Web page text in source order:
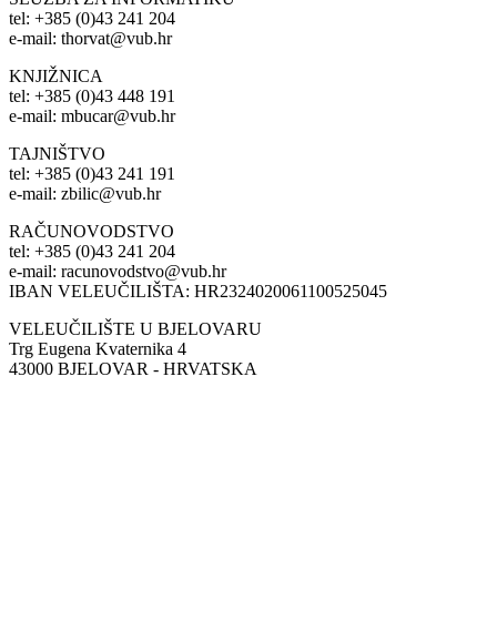
tel: +385 (0)43 241 204
e-mail: thorvat@vub.hr
KNJIŽNICA
tel: +385 (0)43 448 191
e-mail: mbucar@vub.hr
TAJNIŠTVO
tel: +385 (0)43 241 191
e-mail: zbilic@vub.hr
RAČUNOVODSTVO
tel: +385 (0)43 241 204
e-mail: racunovodstvo@vub.hr
IBAN VELEUČILIŠTA: HR2324020061100525045
VELEUČILIŠTE U BJELOVARU
Trg Eugena Kvaternika 4
43000 BJELOVAR - HRVATSKA